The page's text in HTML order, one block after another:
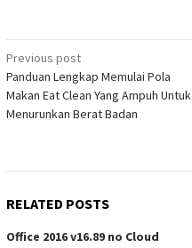
Post
navigation
Previous post
Panduan Lengkap Memulai Pola
Makan Eat Clean Yang Ampuh Untuk
Menurunkan Berat Badan
RELATED POSTS
Office 2016 v16.89 no Cloud